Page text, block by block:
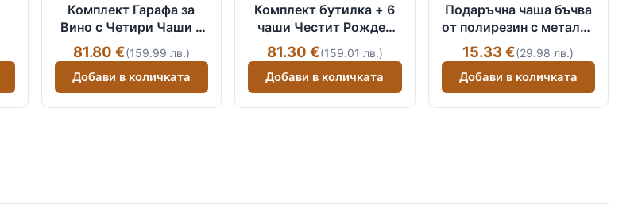
Комплект Гарафа за
Вино с Четири Чаши –
Диаманти
81.80 €(159.99 лв.)
Добави в количката
Комплект бутилка + 6
чаши Честит Рожден
Ден
81.30 €(159.01 лв.)
Добави в количката
Подаръчна чаша бъчва
от полирезин с метална
вътрешност
15.33 €(29.98 лв.)
Добави в количката